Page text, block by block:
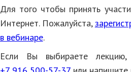
Для того чтобы принять
Интернет. Пожалуйста,
в вебинаре.
Если Вы выбираете